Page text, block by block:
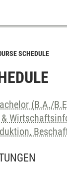
SCHEDULE
(B.A./